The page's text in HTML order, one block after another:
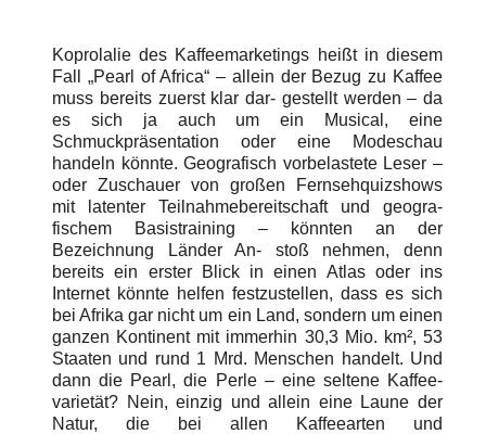
Koprolalie des Kaffeemarketings heißt in diesem
Fall „Pearl of Africa“ – allein der Bezug zu Kaffee
muss bereits zuerst klar dar- gestellt werden – da
es sich ja auch um ein Musical, eine
Schmuckpräsentation oder eine Modeschau
handeln könnte. Geografisch vorbelastete Leser –
oder Zuschauer von großen Fernsehquizshows
mit latenter Teilnahmebereitschaft und geogra-
fischem Basistraining – könnten an der
Bezeichnung Länder An- stoß nehmen, denn
bereits ein erster Blick in einen Atlas oder ins
Internet könnte helfen festzustellen, dass es sich
bei Afrika gar nicht um ein Land, sondern um einen
ganzen Kontinent mit immerhin 30,3 Mio. km², 53
Staaten und rund 1 Mrd. Menschen handelt. Und
dann die Pearl, die Perle – eine seltene Kaffee-
varietät? Nein, einzig und allein eine Laune der
Natur, die bei allen Kaffeearten und